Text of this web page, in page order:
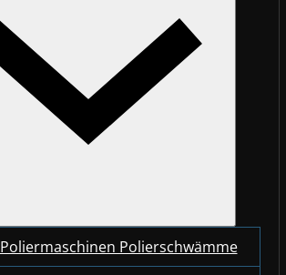
Poliermaschinen Polierschwämme